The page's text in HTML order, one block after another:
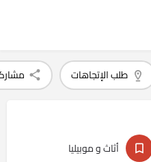
طلب الإتجاهات
أثاث و موبيليا